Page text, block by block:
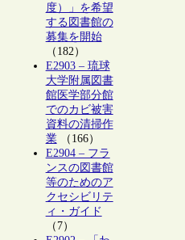
度）」を希望
する図書館の
募集を開始
（182）
E2903 – 琉球
大学附属図書
館医学部分館
でのカビ被害
資料の清掃作
業（166）
E2904 – フラ
ンスの図書館
等のためのア
クセシビリテ
ィ・ガイド
（7）